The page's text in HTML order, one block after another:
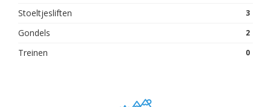
Stoeltjesliften 3
Gondels 2
Treinen 0